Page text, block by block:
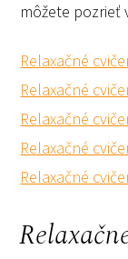
môžete pozrieť
Relaxačné
Relaxačné
Relaxačné
Relaxačné
Relaxačné